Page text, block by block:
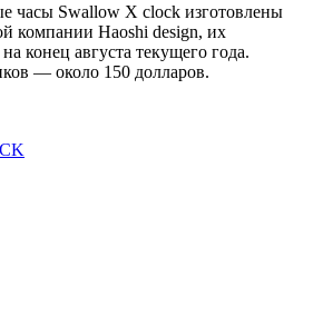
часы Swallow X clock изготовлены
компании Haoshi design, их
конец августа текущего года.
— около 150 долларов.